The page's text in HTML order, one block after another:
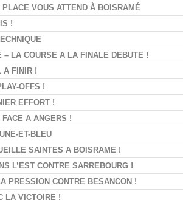
VOUS ATTEND À BOISRAMÉ
!
LA COURSE A LA FINALE DEBUTE !
A FINIR !
OFFS !
EFFORT !
A ANGERS !
ET-BLEU
SAINTES A BOISRAME !
L’EST CONTRE SARREBOURG !
PRESSION CONTRE BESANCON !
LA VICTOIRE !